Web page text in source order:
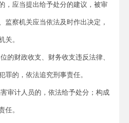
，应当提出给予处分的建议，被审
监察机关应当依法及时作出决定，
关。
的财政收支、财务收支违反法律、
罪的，依法追究刑事责任。
审计人员的，依法给予处分；构成
任。